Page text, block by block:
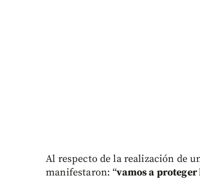
Al respecto de la realización de
manifestaron: “vamos a